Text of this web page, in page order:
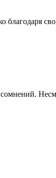
благодаря